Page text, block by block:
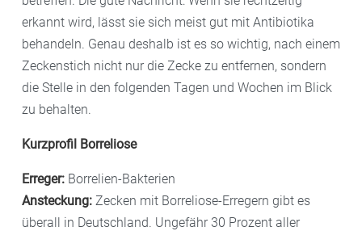
erkannt wird, lässt sie sich meist gut mit Antibiotika
behandeln. Genau deshalb ist es so wichtig, nach einem
Zeckenstich nicht nur die Zecke zu entfernen, sondern
die Stelle in den folgenden Tagen und Wochen im Blick
zu behalten.
Kurzprofil Borreliose
Erreger: Borrelien-Bakterien
Ansteckung: Zecken mit Borreliose-Erregern gibt es
überall in Deutschland. Ungefähr 30 Prozent aller